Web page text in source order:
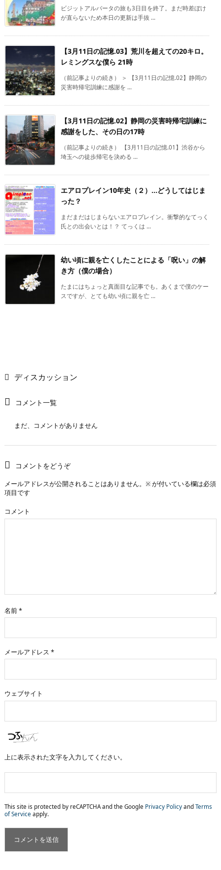
ビジットアルバータの旅も3日目を終了。まだ時差ぼけ
が直らないため本日の更新は手抜 ...
【3月11日の記憶.03】荒川を超えての20キロ。
レミングスな僕ら 21時
（前記事よりの続き） ＞ 【3月11日の記憶.02】静岡の
災害時帰宅訓練に感謝を ...
【3月11日の記憶.02】静岡の災害時帰宅訓練に
感謝をした、その日の17時
（前記事よりの続き） 【3月11日の記憶.01】渋谷から
埼玉への徒歩帰宅を決める ...
エアロプレイン10年史（２）…どうしてはじま
った？
まだまだはじまらないエアロプレイン。衝撃的なてっく
氏との出会いとは！？ てっくは ...
幼い頃に親を亡くしたことによる「呪い」の解
き方（僕の場合）
たまにはちょっと真面目な記事でも。あくまで僕のケー
スですが、とても幼い頃に親を亡 ...
ディスカッション
コメント一覧
まだ、コメントがありません
コメントをどうぞ
メールアドレスが公開されることはありません。 ※が付いている欄は必須
項目です
コメント
名前*
メールアドレス *
ウェブサイト
上に表示された文字を入力してください。
This site is protected by reCAPTCHA and the Google Privacy Policy and Terms
of Service apply.